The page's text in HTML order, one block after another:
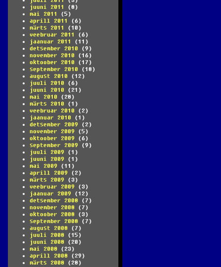
juuni 2011
(8)
mai 2011
(5)
aprill 2011
(6)
märts 2011
(10)
veebruar 2011
(6)
jaanuar 2011
(11)
detsember 2010 (9)
november 2010 (16)
oktoober 2010 (17)
september 2010 (18)
august 2010 (12)
juuli 2010 (6)
juuni 2010 (21)
mai 2010 (28)
märts 2010 (1)
veebruar 2010 (2)
jaanuar 2010 (1)
detsember 2009 (2)
november 2009 (5)
oktoober 2009 (6)
september 2009 (9)
juuli 2009 (1)
juuni 2009 (1)
mai 2009 (11)
aprill 2009 (2)
märts 2009 (3)
veebruar 2009 (3)
jaanuar 2009 (12)
detsember 2008 (7)
november 2008 (7)
oktoober 2008 (3)
september 2008 (7)
august 2008 (7)
juuli 2008 (15)
juuni 2008 (20)
mai 2008 (23)
aprill 2008 (29)
märts 2008 (28)